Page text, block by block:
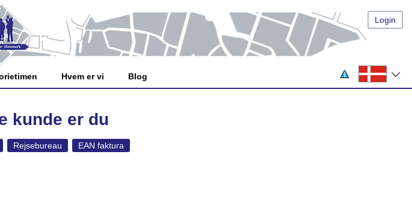
Login
Hvem er vi Blog
kunde er du
Rejsebureau EAN faktura